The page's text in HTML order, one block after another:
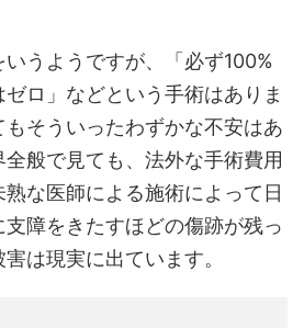
いうようですが、「必ず100%
ロ」などという手術はありま
そういったわずかな不安はあ
全般で見ても、法外な手術費用
な医師による施術によって日
障をきたすほどの傷跡が残っ
は現実に出ています。